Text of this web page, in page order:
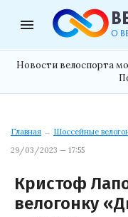
menu
Новости велоспорта
Главная → Шоссейные
29/03/2023 — 17:55
Кристоф
велогонку